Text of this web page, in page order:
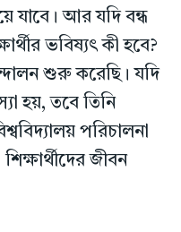
যাবে। আর যদি বন্ধ
ভবিষ্যৎ কী হবে?
শুরু করেছি। যদি
হয়, তবে তিনি
পরিচালনা
জীবন